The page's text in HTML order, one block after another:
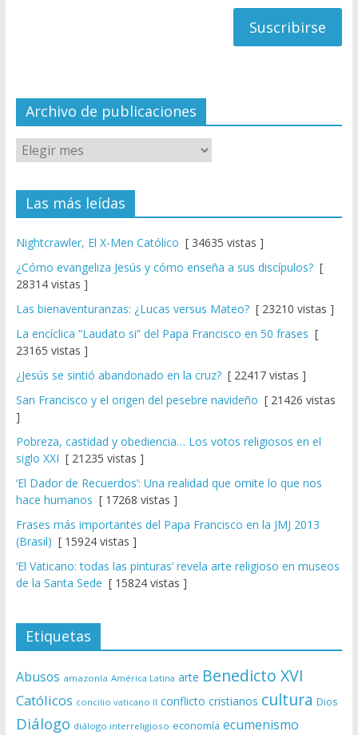
el
Archivo de publicaciones
Las más leídas
Nightcrawler, El X-Men Católico [ 34635 vistas ]
¿Cómo evangeliza Jesús y cómo enseña a sus discípulos?[
28314 vistas ]
Las bienaventuranzas: ¿Lucas versus Mateo?[ 23210 vistas ]
La encíclica “Laudato si” del Papa Francisco en 50 frases [
23165 vistas ]
¿Jesús se sintió abandonado en la cruz?[ 22417 vistas ]
San Francisco y el origen del pesebre navideño [ 21426 vistas
]
Pobreza, castidad y obediencia… Los votos religiosos en el
siglo XXI [ 21235 vistas ]
‘El Dador de Recuerdos’: Una realidad que omite lo que nos
hace humanos [ 17268 vistas ]
Frases más importantes del Papa Francisco en la JMJ 2013
(Brasil) [ 15924 vistas ]
‘El Vaticano: todas las pinturas’ revela arte religioso en museos
de la Santa Sede [ 15824 vistas ]
Etiquetas
Abusos amazonía América Latina arte Benedicto XVI
Católicos concilio vaticano II conflicto cristianos cultura Dios
Diálogo diálogo interreligioso economía ecumenismo